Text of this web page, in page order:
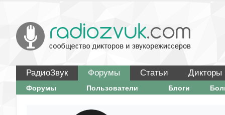
РадиоЗвук Форумы Статьи Дикторы
Форумы Пользователи Блоги